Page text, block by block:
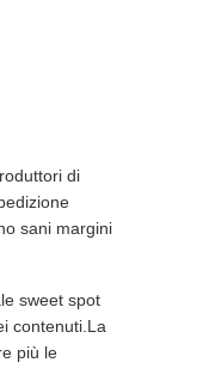
di
sani margini
sweet spot
contenuti.La
più le